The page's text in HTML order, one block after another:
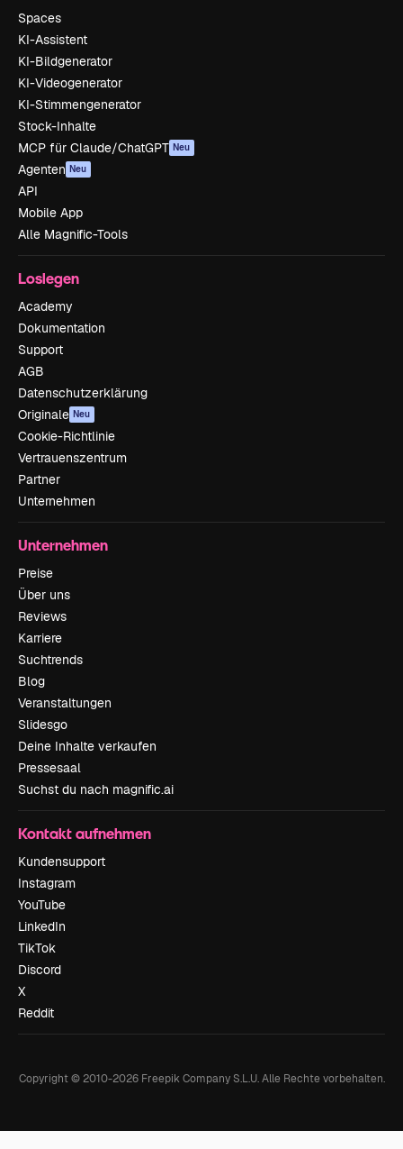
Spaces
KI-Assistent
KI-Bildgenerator
KI-Videogenerator
KI-Stimmengenerator
Stock-Inhalte
MCP für Claude/ChatGPT Neu
Agenten Neu
API
Mobile App
Alle Magnific-Tools
Loslegen
Academy
Dokumentation
Support
AGB
Datenschutzerklärung
Originale Neu
Cookie-Richtlinie
Vertrauenszentrum
Partner
Unternehmen
Unternehmen
Preise
Über uns
Reviews
Karriere
Suchtrends
Blog
Veranstaltungen
Slidesgo
Deine Inhalte verkaufen
Pressesaal
Suchst du nach magnific.ai
Kontakt aufnehmen
Kundensupport
Instagram
YouTube
LinkedIn
TikTok
Discord
X
Reddit
Copyright © 2010-2026Freepik Company S.L.U. Alle Rechte vorbehalten.